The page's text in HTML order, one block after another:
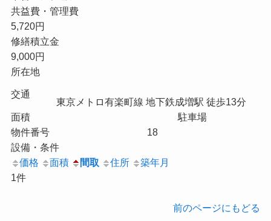
共益費・管理費
5,720円
修繕積立金
9,000円
所在地
交通
東京メトロ有楽町線 地下鉄成増駅 徒歩13分
面積
駐車場
物件番号
18
設備・条件
価格
面積 間取 住所
築年月
1件
前のページにもどる